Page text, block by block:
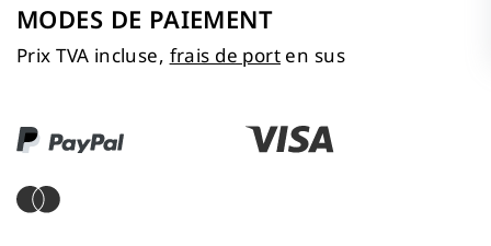
MODES DE PAIEMENT
Prix TVA incluse, frais de port en sus